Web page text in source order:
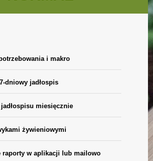
i makro
dniowy jadłospis
miesięcznie
żywieniowymi
raporty w aplikacji lub mailowo